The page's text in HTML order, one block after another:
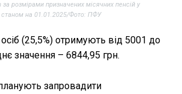
за розмірами призначених місячних пенсій у
станом на 01.01.2025/Фото: ПФУ
(25,5%) отримують від 5001 до
значення – 6844,95 грн.
запровадити